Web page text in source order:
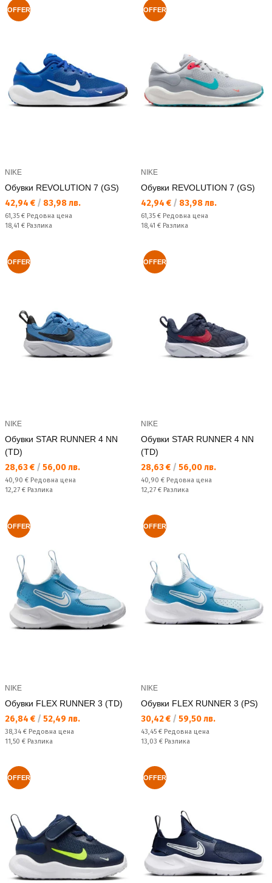
OFFER
NIKE
Обувки REVOLUTION 7 (GS)
Текуща цена:
42,94 € / 83,98 лв.
Редовна цена:
61,35 € Редовна цена
Спестявате:
18,41 € Разлика
OFFER
NIKE
Обувки REVOLUTION 7 (GS)
Текуща цена:
42,94 € / 83,98 лв.
Редовна цена:
61,35 € Редовна цена
Спестявате:
18,41 € Разлика
OFFER
NIKE
Обувки STAR RUNNER 4 NN
(TD)
Текуща цена:
28,63 € / 56,00 лв.
Редовна цена:
40,90 € Редовна цена
Спестявате:
12,27 € Разлика
OFFER
NIKE
Обувки STAR RUNNER 4 NN
(TD)
Текуща цена:
28,63 € / 56,00 лв.
Редовна цена:
40,90 € Редовна цена
Спестявате:
12,27 € Разлика
OFFER
NIKE
Обувки FLEX RUNNER 3 (TD)
Текуща цена:
26,84 € / 52,49 лв.
Редовна цена:
38,34 € Редовна цена
Спестявате:
11,50 € Разлика
OFFER
NIKE
Обувки FLEX RUNNER 3 (PS)
Текуща цена:
30,42 € / 59,50 лв.
Редовна цена:
43,45 € Редовна цена
Спестявате:
13,03 € Разлика
OFFER OFFER